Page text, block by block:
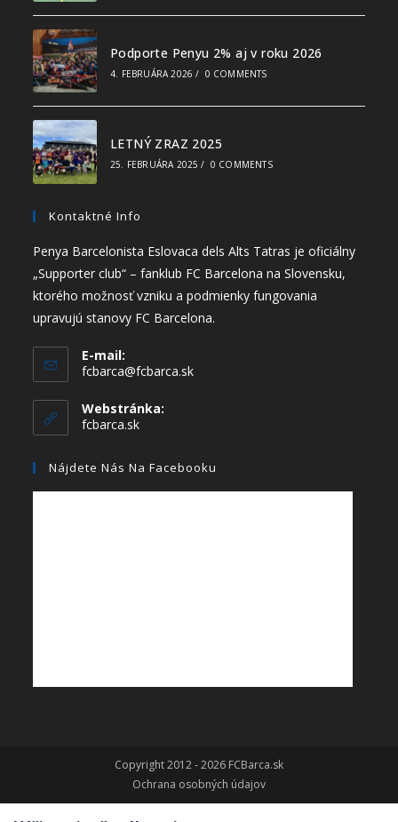
Podporte Penyu 2% aj v roku 2026
4. FEBRUÁRA 2026 / 0 COMMENTS
LETNÝ ZRAZ 2025
25. FEBRUÁRA 2025 / 0 COMMENTS
Kontaktné Info
Penya Barcelonista Eslovaca dels Alts Tatras je oficiálny
„Supporter club“ – fanklub FC Barcelona na Slovensku,
ktorého možnosť vzniku a podmienky fungovania
upravujú stanovy FC Barcelona.
E-mail:
fcbarca@fcbarca.sk
Webstránka:
fcbarca.sk
Nájdete Nás Na Facebooku
Copyright 2012 - 2026 FCBarca.sk
Ochrana osobných údajov